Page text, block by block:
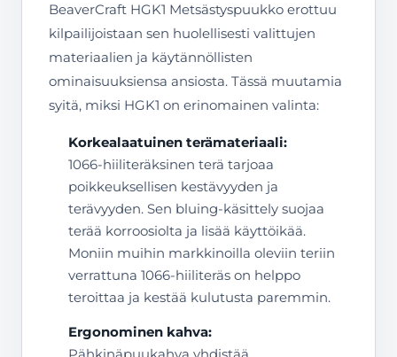
BeaverCraft HGK1 Metsästyspuukko erottuu
kilpailijoistaan sen huolellisesti valittujen
materiaalien ja käytännöllisten
ominaisuuksiensa ansiosta. Tässä muutamia
syitä, miksi HGK1 on erinomainen valinta:
Korkealaatuinen terämateriaali:
1066-hiiliteräksinen terä tarjoaa
poikkeuksellisen kestävyyden ja
terävyyden. Sen bluing-käsittely suojaa
terää korroosiolta ja lisää käyttöikää.
Moniin muihin markkinoilla oleviin teriin
verrattuna 1066-hiiliteräs on helppo
teroittaa ja kestää kulutusta paremmin.
Ergonominen kahva: